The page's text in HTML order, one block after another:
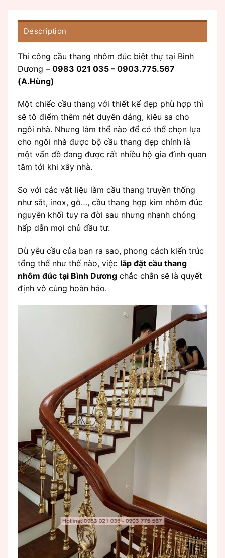
Description
Thi công cầu thang nhôm đúc biệt thự tại Bình
Dương – 0983 021 035 – 0903.775.567
(A.Hùng)
Một chiếc cầu thang với thiết kế đẹp phù hợp thì
sẽ tô điểm thêm nét duyên dáng, kiêu sa cho
ngôi nhà. Nhưng làm thể nào để có thể chọn lựa
cho ngôi nhà được bộ cầu thang đẹp chính là
một vấn đề đang được rất nhiều hộ gia đình quan
tâm tới khi xây nhà.
So với các vật liệu làm cầu thang truyền thống
như sắt, inox, gỗ…, cầu thang hợp kim nhôm đúc
nguyên khối tuy ra đời sau nhưng nhanh chóng
hấp dẫn mọi chủ đầu tư.
Dù yêu cầu của bạn ra sao, phong cách kiến trúc
tổng thể như thế nào, việc lắp đặt cầu thang
nhôm đúc tại Bình Dương chắc chắn sẽ là quyết
định vô cùng hoàn hảo.